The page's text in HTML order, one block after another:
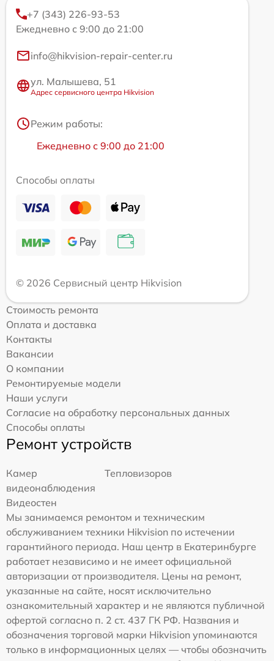
+7 (343) 226-93-53
Ежедневно с 9:00 до 21:00
info@hikvision-repair-center.ru
ул. Малышева, 51
Адрес сервисного центра Hikvision
Режим работы:
Ежедневно с 9:00 до 21:00
Способы оплаты
© 2026 Сервисный центр Hikvision
Стоимость ремонта
Оплата и доставка
Контакты
Вакансии
О компании
Ремонтируемые модели
Наши услуги
Согласие на обработку персональных данных
Способы оплаты
Ремонт устройств
Камер
видеонаблюдения
Тепловизоров
Видеостен
Мы занимаемся ремонтом и техническим
обслуживанием техники Hikvision по истечении
гарантийного периода. Наш центр в Екатеринбурге
работает независимо и не имеет официальной
авторизации от производителя. Цены на ремонт,
указанные на сайте, носят исключительно
ознакомительный характер и не являются публичной
офертой согласно п. 2 ст. 437 ГК РФ. Названия и
обозначения торговой марки Hikvision упоминаются
только в информационных целях — чтобы обозначить